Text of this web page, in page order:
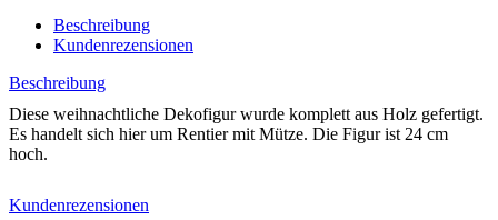
Beschreibung
Kundenrezensionen
Beschreibung
Diese weihnachtliche Dekofigur wurde komplett aus Holz gefertigt.
Es handelt sich hier um Rentier mit Mütze. Die Figur ist 24 cm
hoch.
Kundenrezensionen